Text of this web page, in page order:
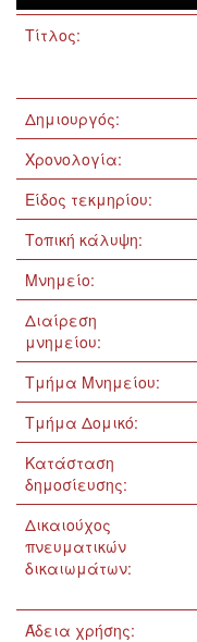
Τίτλος:
Δημιουργός:
Χρονολογία:
Είδος τεκμηρίου:
Τοπική κάλυψη:
Μνημείο:
Διαίρεση
μνημείου:
Τμήμα Μνημείου:
Τμήμα Δομικό:
Κατάσταση
δημοσίευσης:
Δικαιούχος
πνευματικών
δικαιωμάτων:
Άδεια χρήσης: